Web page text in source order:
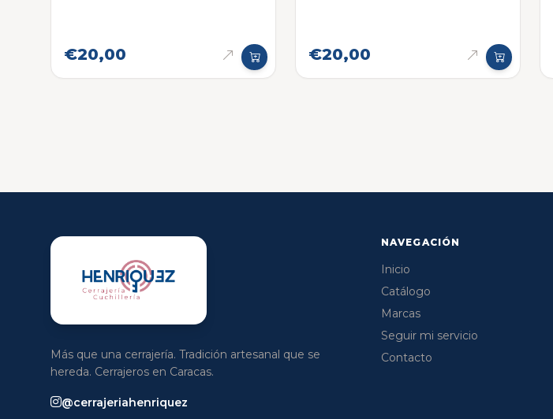
€20,00 €20,00
Más que una cerrajería. Tradición artesanal que se
hereda. Cerrajeros en Caracas.
@cerrajeriahenriquez
NAVEGACIÓN
Inicio
Catálogo
Marcas
Seguir mi servicio
Contacto